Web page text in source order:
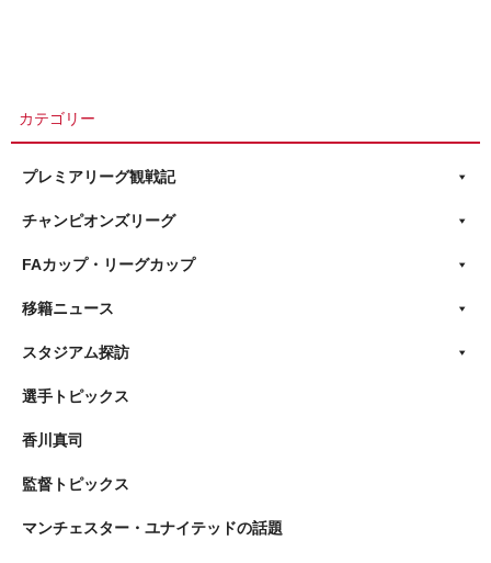
カテゴリー
プレミアリーグ観戦記
チャンピオンズリーグ
FAカップ・リーグカップ
移籍ニュース
スタジアム探訪
選手トピックス
香川真司
監督トピックス
マンチェスター・ユナイテッドの話題